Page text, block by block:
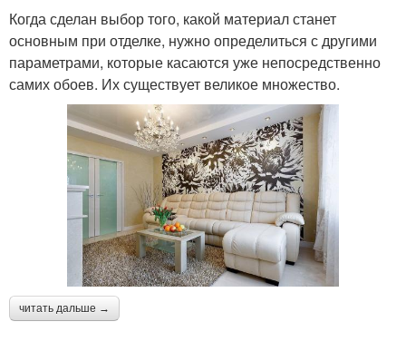
Когда сделан выбор того, какой материал станет
основным при отделке, нужно определиться с другими
параметрами, которые касаются уже непосредственно
самих обоев. Их существует великое множество.
читать дальше →